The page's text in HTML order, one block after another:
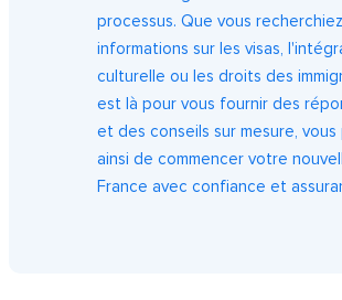
processus. Que vous
informations sur les visas,
culturelle ou les droits des
est là pour vous fournir des
et des conseils sur mesure,
ainsi de commencer votre
France avec confiance et